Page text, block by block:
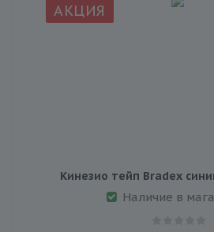
АКЦИЯ
Кинезио тейп Bradex
Наличие в